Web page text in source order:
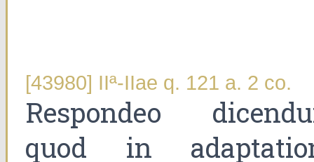
[43980] IIª-IIae q. 121 a. 2 co.
Respondeo
quod in